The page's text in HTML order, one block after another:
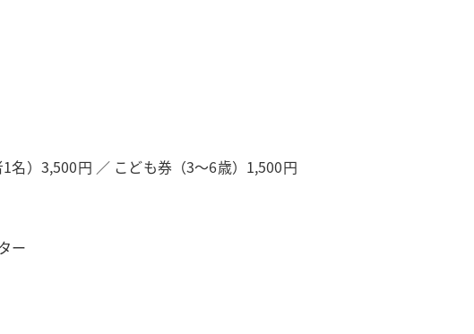
名）3,500円 ／ こども券（3～6歳）1,500円
ー